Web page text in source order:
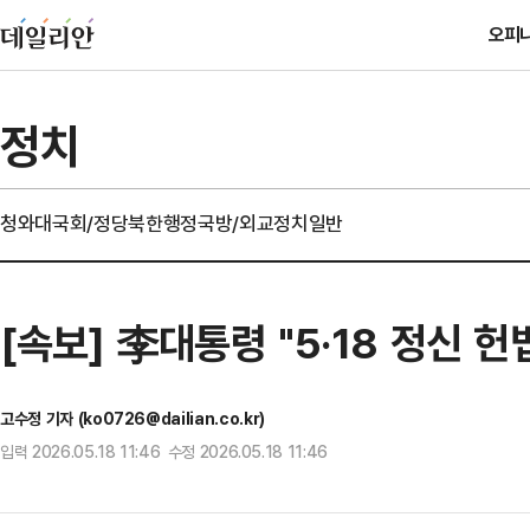
오피
정치
청와대국회/정당북한행정국방/외교정치일반
[속보] 李대통령 "5·18 정신
고수정 기자 (ko0726@dailian.co.kr)
입력 2026.05.18 11:46 수정 2026.05.18 11:46